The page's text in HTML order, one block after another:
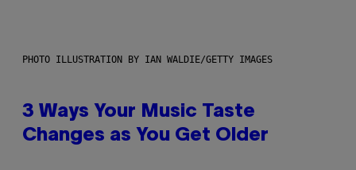
PHOTO ILLUSTRATION BY IAN WALDIE/GETTY IMAGES
3 Ways Your Music Taste
Changes as You Get Older